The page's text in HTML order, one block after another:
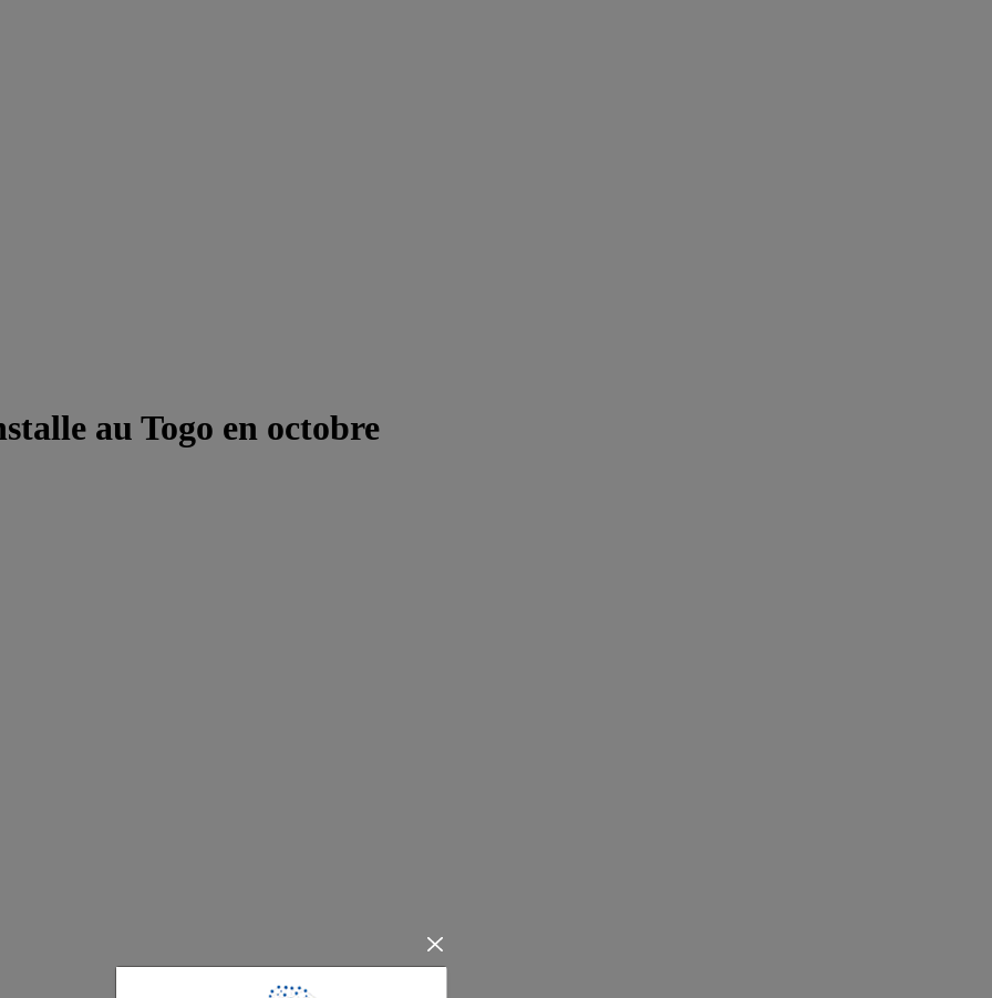
au Togo en octobre